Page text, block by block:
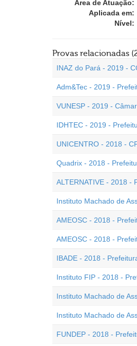
Área de Atuação:
Aplicada em:
Nível:
Provas relacionadas
INAZ do Pará - 2019 -
Adm&Tec - 2019 -
VUNESP - 2019 -
IDHTEC - 2019 -
UNICENTRO - 2018 -
Quadrix - 2018 -
ALTERNATIVE - 2018 -
Instituto Machado de
AMEOSC - 2018 -
AMEOSC - 2018 -
IBADE - 2018 -
Instituto FIP - 2018 -
Instituto Machado de
Instituto Machado de
FUNDEP - 2018 -